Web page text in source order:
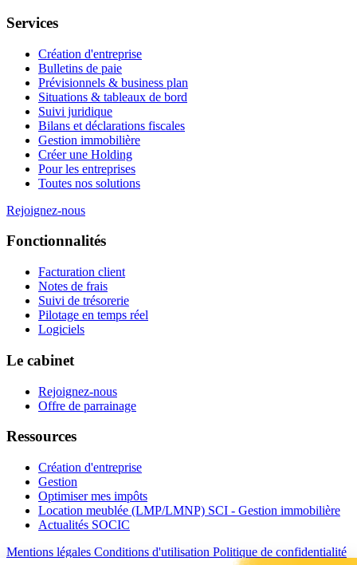
Services
Création d'entreprise
Bulletins de paie
Prévisionnels & business plan
Situations & tableaux de bord
Suivi juridique
Bilans et déclarations fiscales
Gestion immobilière
Créer une Holding
Pour les entreprises
Toutes nos solutions
Rejoignez-nous
Fonctionnalités
Facturation client
Notes de frais
Suivi de trésorerie
Pilotage en temps réel
Logiciels
Le cabinet
Rejoignez-nous
Offre de parrainage
Ressources
Création d'entreprise
Gestion
Optimiser mes impôts
Location meublée (LMP/LMNP) SCI - Gestion immobilière
Actualités SOCIC
Mentions légales Conditions d'utilisation Politique de confidentialité